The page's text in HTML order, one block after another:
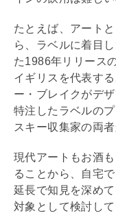
たとえば、アート
ら、ラベルに着目
た1986年リリース
イギリスを代表す
ー・ブレイクがデ
特注したラベルの
スキー収集家の両
現代アートもお酒
ることから、自宅
延長で知見を深め
対象として検討し